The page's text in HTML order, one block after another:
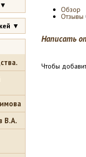
▼
В.А.
Обзор
Отзывы
Написать
Чтобы